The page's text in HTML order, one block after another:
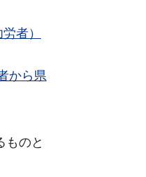
者）
から県
ものと